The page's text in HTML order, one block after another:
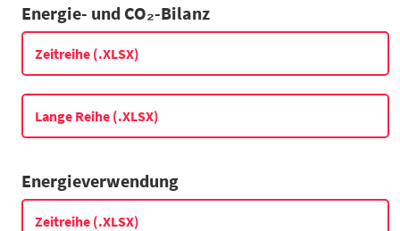
Datentabelle: 2014 bis 2024 – Betriebe in der Energie- und
Energie- und CO₂-Bilanz
Zeitreihe (.XLSX)
Lange Reihe (.XLSX)
Energie­verwendung
Zeitreihe (.XLSX)